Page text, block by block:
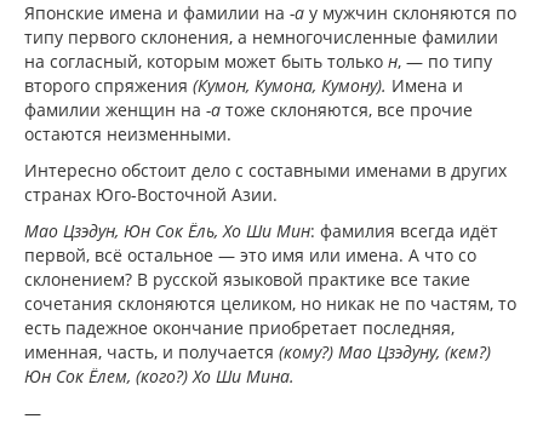
Японские имена и фамилии на -а у мужчин склоняются по
типу первого склонения, а немногочисленные фамилии
на согласный, которым может быть только н, — по типу
второго спряжения (Кумон, Кумона, Кумону). Имена и
фамилии женщин на -а тоже склоняются, все прочие
остаются неизменными.
Интересно обстоит дело с составными именами в других
странах Юго-Восточной Азии.
Мао Цзэдун, Юн Сок Ёль, Хо Ши Мин: фамилия всегда идёт
первой, всё остальное — это имя или имена. А что со
склонением? В русской языковой практике все такие
сочетания склоняются целиком, но никак не по частям, то
есть падежное окончание приобретает последняя,
именная, часть, и получается (кому?) Мао Цзэдуну, (кем?)
Юн Сок Ёлем, (кого?) Хо Ши Мина.
—